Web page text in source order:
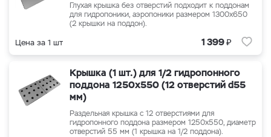
Глухая крышка без отверстий подходит к поддонам
для гидропоники, аэропоники размером 1300x650
(2 крышки на поддон).
Цена за 1 шт 1 399₽
Крышка (1 шт.) для 1/2 гидропонного
поддона 1250x550 (12 отверстий d55
мм)
Раздельная крышка с 12 отверстиями для
гидропонного поддона размером 1250x550, диаметр
отверстий 55 мм (1 крышка на 1/2 поддона).